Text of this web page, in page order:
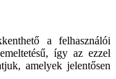
a felhasználói
így az ezzel
amelyek jelentősen